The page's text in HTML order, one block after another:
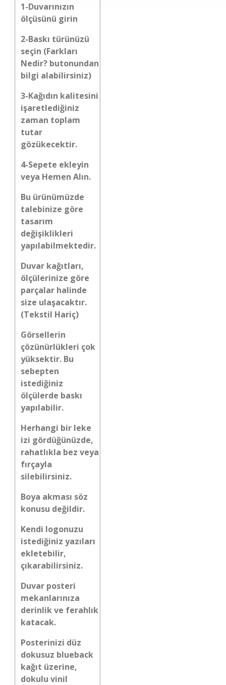
1-Duvarınızın
ölçüsünü girin
2-Baskı türünüzü
seçin (Farkları
Nedir? butonundan
bilgi alabilirsiniz)
3-Kağıdın kalitesini
işaretlediğiniz
zaman toplam
tutar
gözükecektir.
4-Sepete ekleyin
veya Hemen Alın.
Bu ürünümüzde
talebinize göre
tasarım
değişiklikleri
yapılabilmektedir.
Duvar kağıtları,
ölçülerinize göre
parçalar halinde
size ulaşacaktır.
(Tekstil Hariç)
Görsellerin
çözünürlükleri çok
yüksektir. Bu
sebepten
istediğiniz
ölçülerde baskı
yapılabilir.
Herhangi bir leke
izi gördüğünüzde,
rahatlıkla bez veya
fırçayla
silebilirsiniz.
Boya akması söz
konusu değildir.
Kendi logonuzu
istediğiniz yazıları
ekletebilir,
çıkarabilirsiniz.
Duvar posteri
mekanlarınıza
derinlik ve ferahlık
katacak.
Posterinizi düz
dokusuz blueback
kağıt üzerine,
dokulu vinil